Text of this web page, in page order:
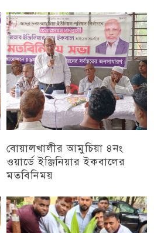
চট্টগ্রাম
বোয়ালখালীর আমুচিয়া ৪নং
ওয়ার্ডে ইঞ্জিনিয়ার ইকবালের
মতবিনিময়
চট্টগ্রাম